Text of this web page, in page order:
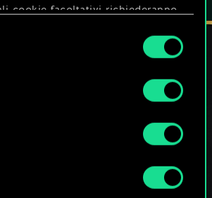
cookie facoltativi richiederanno
su come utilizziamo i cookie e su
"Impostazioni" qui sotto.
CANALI SOCIAL